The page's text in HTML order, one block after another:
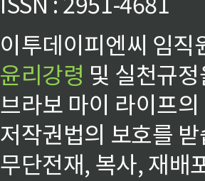
이투데이피엔씨 임
윤리강령 및 실천규
브라보 마이 라이프
저작권법의 보호를
무단전재, 복사, 재배